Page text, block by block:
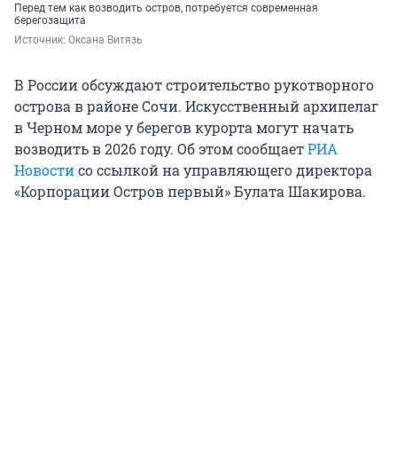
Перед тем как возводить остров, потребуется современная
берегозащита
Источник: Оксана Витязь
В России обсуждают строительство рукотворного
острова в районе Сочи. Искусственный архипелаг
в Черном море у берегов курорта могут начать
возводить в 2026 году. Об этом сообщаетРИА
Новостисо ссылкой на управляющего директора
«Корпорации Остров первый» Булата Шакирова.